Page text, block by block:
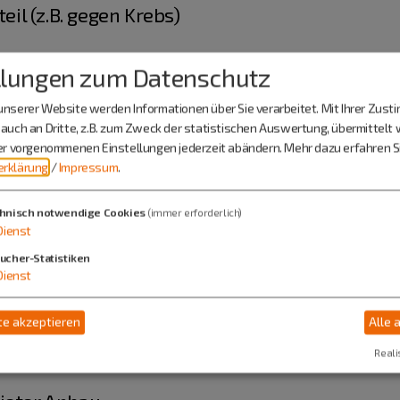
(z.B. gegen Krebs)
Sonnenblumenbrot
Nusszopf, Rohrnudeln, Mehl (aus
zum Datenschutz
Website werden Informationen über Sie verarbeitet. Mit Ihrer
an Dritte, z.B. zum Zweck der statistischen Auswertung, übermittelt
vorgenommenen Einstellungen jederzeit abändern. Mehr dazu erfahren
/Impressum.
notwendige Cookies (immer erforderlich)
Statistiken
akzeptieren Alle